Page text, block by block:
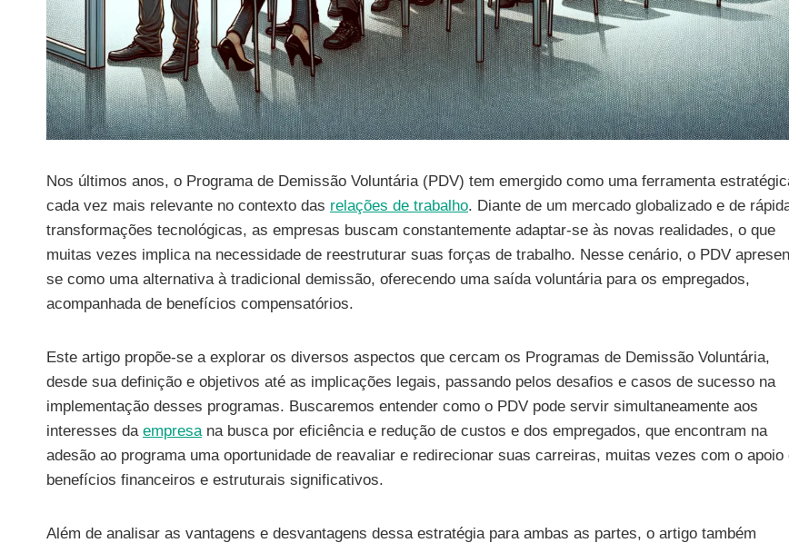
Nos últimos anos, o Programa de Demissão Voluntária (PDV) tem emergido como uma ferramenta
cada vez mais relevante no contexto das relações de trabalho. Diante de um mercado globalizado e de
transformações tecnológicas, as empresas buscam constantemente adaptar-se às novas realidades, o que
muitas vezes implica na necessidade de reestruturar suas forças de trabalho. Nesse cenário, o PDV
se como uma alternativa à tradicional demissão, oferecendo uma saída voluntária para os empregados,
acompanhada de benefícios compensatórios.
Este artigo propõe-se a explorar os diversos aspectos que cercam os Programas de Demissão Voluntária,
desde sua definição e objetivos até as implicações legais, passando pelos desafios e casos de sucesso na
implementação desses programas. Buscaremos entender como o PDV pode servir simultaneamente aos
interesses da empresa na busca por eficiência e redução de custos e dos empregados, que encontram na
adesão ao programa uma oportunidade de reavaliar e redirecionar suas carreiras, muitas vezes com o apoio
benefícios financeiros e estruturais significativos.
Além de analisar as vantagens e desvantagens dessa estratégia para ambas as partes, o artigo também